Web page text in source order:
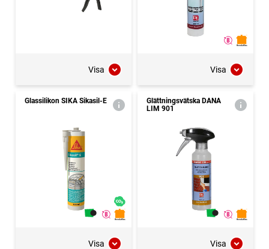
Visa Visa
Glassilikon SIKA Sikasil-E
Visa
Glättningsvätska DANA
LIM 901
Visa